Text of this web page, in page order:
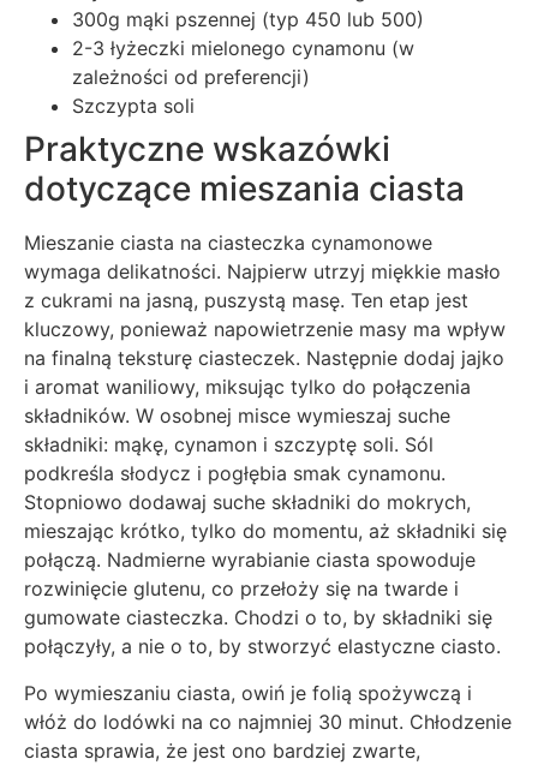
300g mąki pszennej (typ 450 lub 500)
2-3 łyżeczki mielonego cynamonu (w
zależności od preferencji)
Szczypta soli
Praktyczne wskazówki
dotyczące mieszania ciasta
Mieszanie ciasta na ciasteczka cynamonowe
wymaga delikatności. Najpierw utrzyj miękkie masło
z cukrami na jasną, puszystą masę. Ten etap jest
kluczowy, ponieważ napowietrzenie masy ma wpływ
na finalną teksturę ciasteczek. Następnie dodaj jajko
i aromat waniliowy, miksując tylko do połączenia
składników. W osobnej misce wymieszaj suche
składniki: mąkę, cynamon i szczyptę soli. Sól
podkreśla słodycz i pogłębia smak cynamonu.
Stopniowo dodawaj suche składniki do mokrych,
mieszając krótko, tylko do momentu, aż składniki się
połączą. Nadmierne wyrabianie ciasta spowoduje
rozwinięcie glutenu, co przełoży się na twarde i
gumowate ciasteczka. Chodzi o to, by składniki się
połączyły, a nie o to, by stworzyć elastyczne ciasto.
Po wymieszaniu ciasta, owiń je folią spożywczą i
włóż do lodówki na co najmniej 30 minut. Chłodzenie
ciasta sprawia, że jest ono bardziej zwarte,